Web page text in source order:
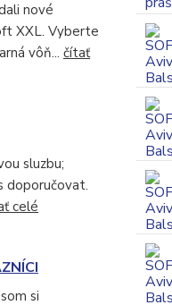
nové
XXL. Vyberte
vôň... čítať
sluzbu;
doporučovat.
celé
si